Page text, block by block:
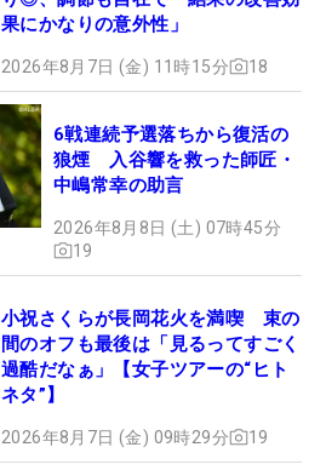
果にかなりの意外性」
2026年8月7日 (金) 11時15分 18
6戦連続予選落ちから復活の
狼煙 入谷響を救った師匠・
中嶋常幸の助言
2026年8月8日 (土) 07時45分
19
小祝さくらが長岡花火を満喫 束の
間のオフも最後は「見るってすごく
過酷だなぁ」【女子ツアーの“ヒト
ネタ”】
2026年8月7日 (金) 09時29分 19